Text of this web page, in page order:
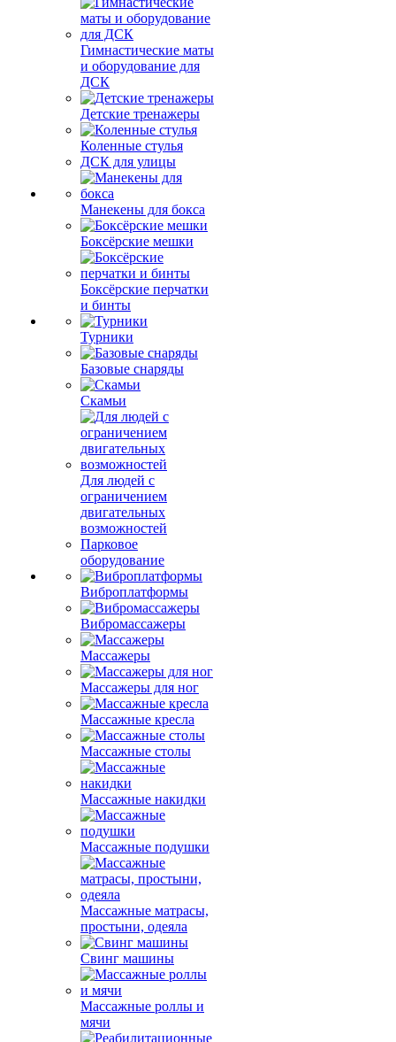
Гимнастические маты
и оборудование для
ДСК
Детские тренажеры
Коленные стулья
ДСК для улицы
Манекены для бокса
Боксёрские мешки
Боксёрские перчатки
и бинты
Турники
Базовые снаряды
Скамьи
Для людей с
ограничением
двигательных
возможностей
Парковое
оборудование
Виброплатформы
Вибромассажеры
Массажеры
Массажеры для ног
Массажные кресла
Массажные столы
Массажные накидки
Массажные подушки
Массажные матрасы,
простыни, одеяла
Свинг машины
Массажные роллы и
мячи